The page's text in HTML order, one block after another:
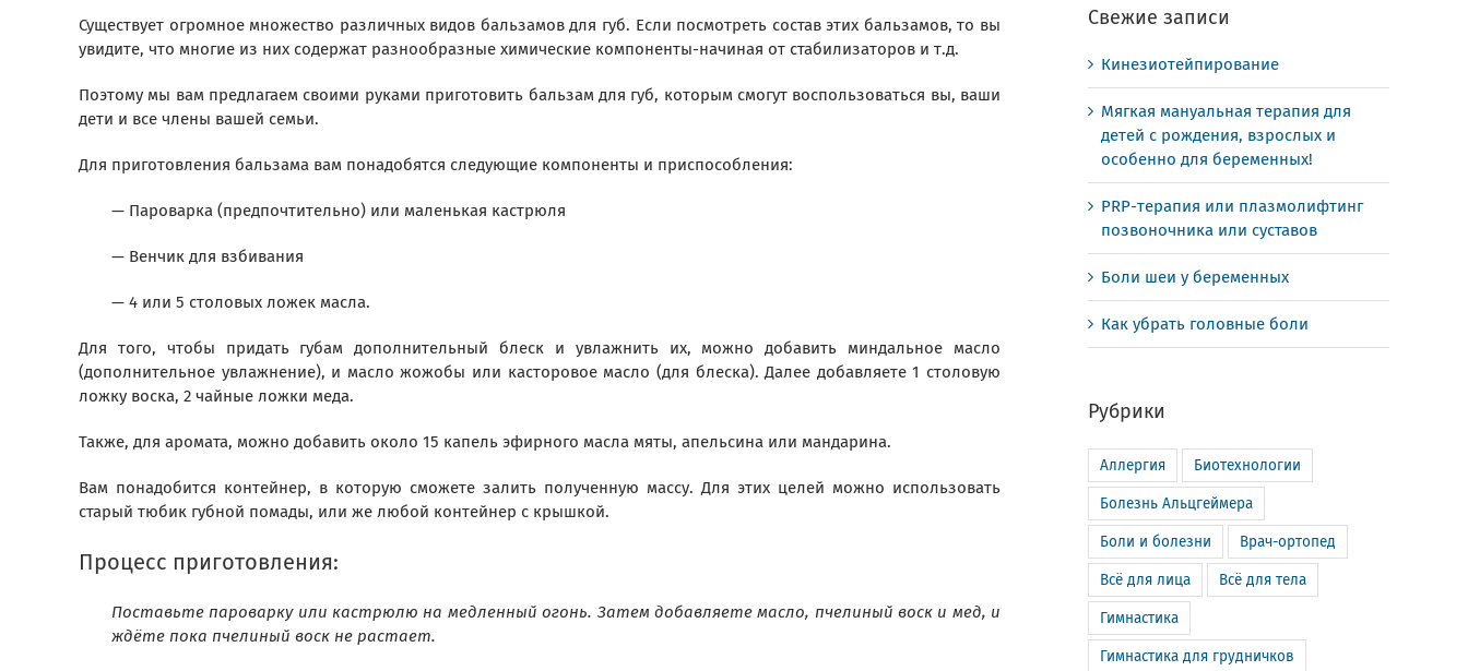
Существует огромное множество различных видов бальзамов для губ. Если посмотреть состав этих бальзамов, то вы
увидите, что многие из них содержат разнообразные химические компоненты-начиная от стабилизаторов и т.д.
Поэтому мы вам предлагаем своими руками приготовить бальзам для губ, которым смогут воспользоваться вы, ваши
дети и все члены вашей семьи.
Для приготовления бальзама вам понадобятся следующие компоненты и приспособления:
— Пароварка (предпочтительно) или маленькая кастрюля
— Венчик для взбивания
— 4 или 5 столовых ложек масла.
Для того, чтобы придать губам дополнительный блеск и увлажнить их, можно добавить миндальное масло
(дополнительное увлажнение), и масло жожобы или касторовое масло (для блеска). Далее добавляете 1 столовую
ложку воска, 2 чайные ложки меда.
Также, для аромата, можно добавить около 15 капель эфирного масла мяты, апельсина или мандарина.
Вам понадобится контейнер, в которую сможете залить полученную массу. Для этих целей можно использовать
старый тюбик губной помады, или же любой контейнер с крышкой.
Процесс приготовления:
Поставьте пароварку или кастрюлю на медленный огонь. Затем добавляете масло, пчелиный воск и мед, и
ждёте пока пчелиный воск не растает.
Свежие записи
Кинезиотейпирование
Мягкая мануальная терапия для
детей с рождения, взрослых и
особенно для беременных!
PRP-терапия или плазмолифтинг
позвоночника или суставов
Боли шеи у беременных
Как убрать головные боли
Рубрики
Аллергия Биотехнологии
Болезнь Альцгеймера
Боли и болезни Врач-ортопед
Всё для лица Всё для тела
Гимнастика
Гимнастика для грудничков